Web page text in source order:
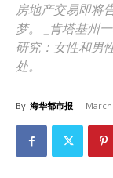
房地产交易即将
梦。 _肯塔基州
研究：女性和男
处。
By 海华都市报 - March